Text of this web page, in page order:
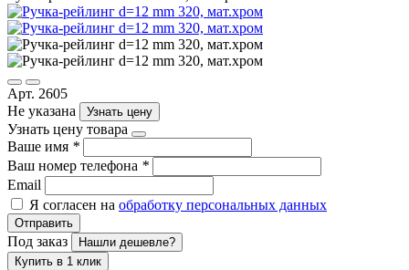
Арт. 2605
Не указана
Узнать цену
Узнать цену товара
Ваше имя *
Ваш номер телефона *
Email
Я согласен на обработку персональных данных
Отправить
Под заказ
Нашли дешевле?
Купить в 1 клик